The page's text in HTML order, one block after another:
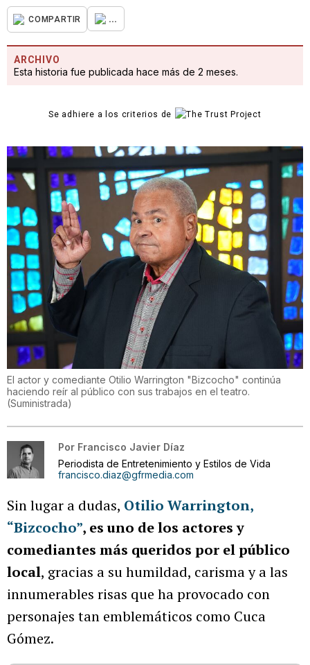
COMPARTIR ...
ARCHIVO
Esta historia fue publicada hace más de 2 meses.
Se adhiere a los criterios de
El actor y comediante Otilio Warrington "Bizcocho" continúa
haciendo reír al público con sus trabajos en el teatro.
(Suministrada)
Por Francisco Javier Díaz
Periodista de Entretenimiento y Estilos de Vida
francisco.diaz@gfrmedia.com
Sin lugar a dudas, Otilio Warrington,
“Bizcocho”, es uno de los actores y
comediantes más queridos por el público
local, gracias a su humildad, carisma y a las
innumerables risas que ha provocado con
personajes tan emblemáticos como Cuca
Gómez.